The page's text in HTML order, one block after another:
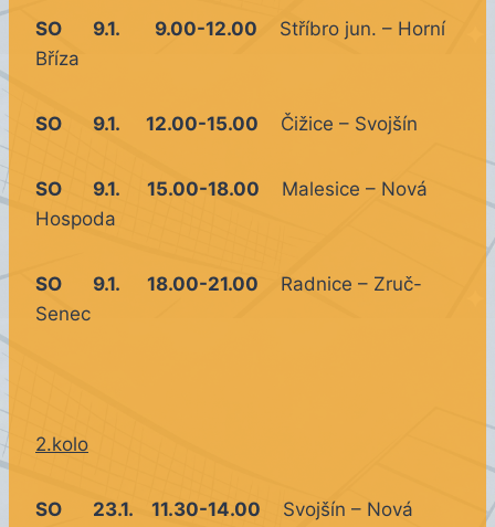
SO 9.1. 9.00-12.00 Stříbro jun. – Horní
Bříza
SO 9.1. 12.00-15.00 Čižice – Svojšín
SO 9.1. 15.00-18.00 Malesice – Nová
Hospoda
SO 9.1. 18.00-21.00 Radnice – Zruč-
Senec
2.kolo
SO 23.1. 11.30-14.00 Svojšín – Nová